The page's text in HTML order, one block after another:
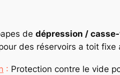
de dépression /
des réservoirs a toit fixe
: Protection contre le vide